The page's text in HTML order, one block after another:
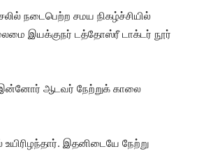
நடைபெற்ற சமய நிகழ்ச்சியில்
இயக்குநர் டத்தோஸ்ரீ டாக்டர் நூர்
இன்னோர் ஆடவர் நேற்றுக் காலை
இதனிடையே நேற்று